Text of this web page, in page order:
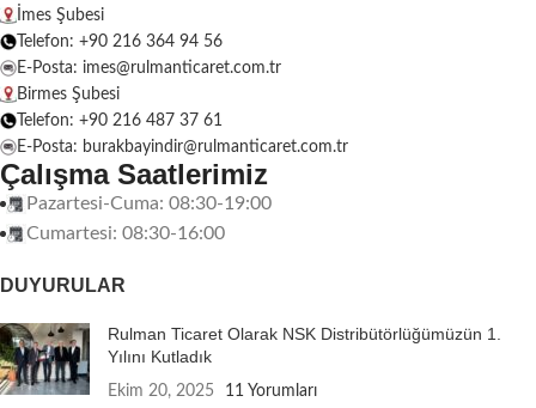
İmes Şubesi
Telefon: +90 216 364 94 56
E-Posta: imes@rulmanticaret.com.tr
Birmes Şubesi
Telefon: +90 216 487 37 61
E-Posta: burakbayindir@rulmanticaret.com.tr
Çalışma Saatlerimiz
Pazartesi-Cuma: 08:30-19:00
Cumartesi: 08:30-16:00
DUYURULAR
Rulman Ticaret Olarak NSK Distribütörlüğümüzün 1.
Yılını Kutladık
Ekim 20, 2025 11 Yorumları